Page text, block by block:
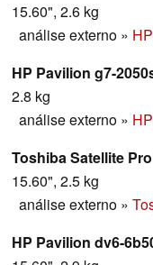
15.60", 2.6 kg
análise externo »
HP Pavilion g7-
2.8 kg
análise externo »
Toshiba Satellite
15.60", 2.5 kg
análise externo »
HP Pavilion dv6-